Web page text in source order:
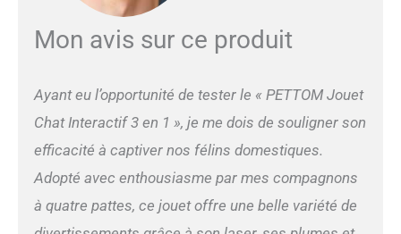
Mon avis sur ce produit
Ayant eu l’opportunité de tester le « PETTOM Jouet
Chat Interactif 3 en 1 », je me dois de souligner son
efficacité à captiver nos félins domestiques.
Adopté avec enthousiasme par mes compagnons
à quatre pattes, ce jouet offre une belle variété de